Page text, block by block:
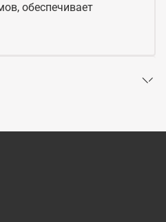
обеспечивает